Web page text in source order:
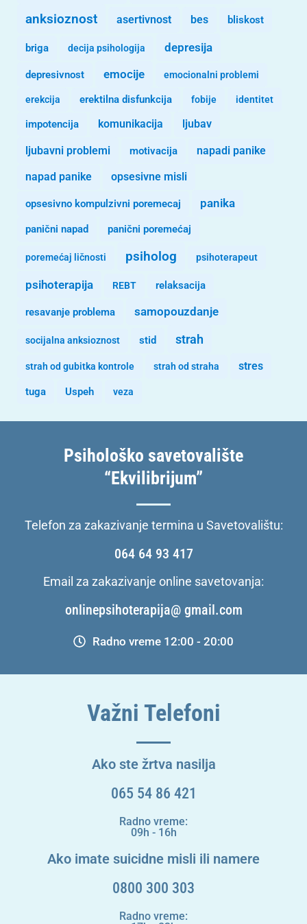
anksioznost asertivnost bes bliskost
briga decija psihologija depresija
depresivnost emocije emocionalni problemi
erekcija erektilna disfunkcija fobije identitet
impotencija komunikacija ljubav
ljubavni problemi motivacija napadi panike
napad panike opsesivne misli
opsesivno kompulzivni poremecaj panika
panični napad panični poremećaj
poremećaj ličnosti psiholog psihoterapeut
psihoterapija REBT relaksacija
resavanje problema samopouzdanje
socijalna anksioznost stid strah
strah od gubitka kontrole strah od straha stres
tuga Uspeh veza
Psihološko savetovalište
“Ekvilibrijum”
Telefon za zakazivanje termina u Savetovalištu:
064 64 93 417
Email za zakazivanje online savetovanja:
onlinepsihoterapija@ gmail.com
Radno vreme 12:00 - 20:00
Važni Telefoni
Ako ste žrtva nasilja
065 54 86 421
Radno vreme:
09h - 16h
Ako imate suicidne misli ili namere
0800 300 303
Radno vreme: